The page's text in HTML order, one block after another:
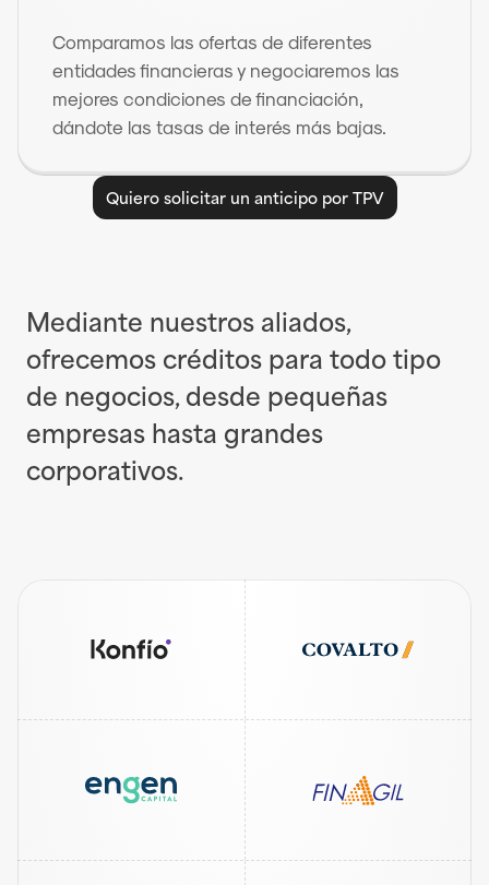
Comparamos las ofertas de diferentes
entidades financieras y negociaremos las
mejores condiciones de financiación,
dándote las tasas de interés más bajas.
Quiero solicitar un anticipo por TPV
Mediante nuestros aliados,
ofrecemos créditos para todo tipo
de negocios, desde pequeñas
empresas hasta grandes
corporativos.